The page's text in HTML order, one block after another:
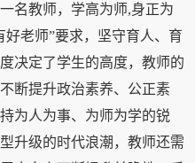
名教师，学高为师,身正为
老师”要求，坚守育人、育
决定了学生的高度，教师的
断提升政治素养、公正素
为人为事、为师为学的锐
升级的时代浪潮，教师还需